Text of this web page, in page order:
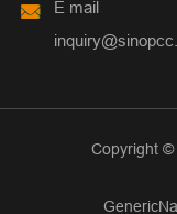
E mail
Copyright ©